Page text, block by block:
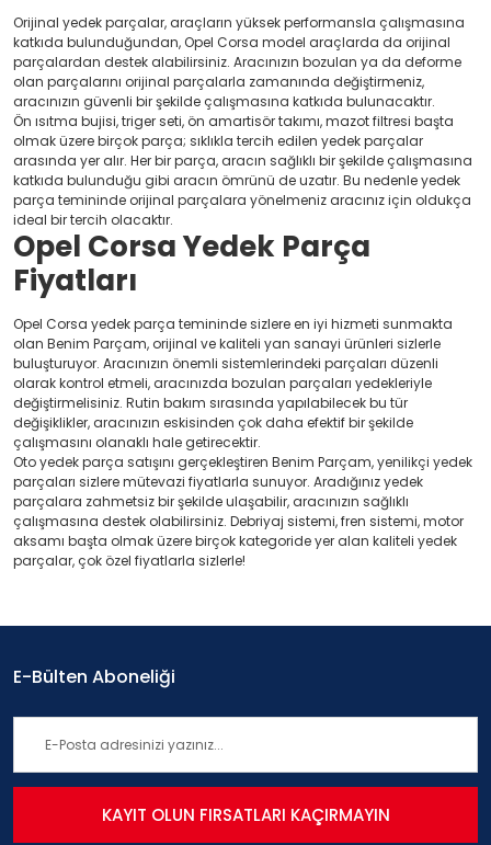
Orijinal yedek parçalar, araçların yüksek performansla çalışmasına
katkıda bulunduğundan, Opel Corsa model araçlarda da orijinal
parçalardan destek alabilirsiniz. Aracınızın bozulan ya da deforme
olan parçalarını orijinal parçalarla zamanında değiştirmeniz,
aracınızın güvenli bir şekilde çalışmasına katkıda bulunacaktır.
Ön ısıtma bujisi, triger seti, ön amartisör takımı, mazot filtresi başta
olmak üzere birçok parça; sıklıkla tercih edilen yedek parçalar
arasında yer alır. Her bir parça, aracın sağlıklı bir şekilde çalışmasına
katkıda bulunduğu gibi aracın ömrünü de uzatır. Bu nedenle yedek
parça temininde orijinal parçalara yönelmeniz aracınız için oldukça
ideal bir tercih olacaktır.
Opel Corsa Yedek Parça
Fiyatları
Opel Corsa yedek parça temininde sizlere en iyi hizmeti sunmakta
olan Benim Parçam, orijinal ve kaliteli yan sanayi ürünleri sizlerle
buluşturuyor. Aracınızın önemli sistemlerindeki parçaları düzenli
olarak kontrol etmeli, aracınızda bozulan parçaları yedekleriyle
değiştirmelisiniz. Rutin bakım sırasında yapılabilecek bu tür
değişiklikler, aracınızın eskisinden çok daha efektif bir şekilde
çalışmasını olanaklı hale getirecektir.
Oto yedek parça satışını gerçekleştiren Benim Parçam, yenilikçi yedek
parçaları sizlere mütevazi fiyatlarla sunuyor. Aradığınız yedek
parçalara zahmetsiz bir şekilde ulaşabilir, aracınızın sağlıklı
çalışmasına destek olabilirsiniz. Debriyaj sistemi, fren sistemi, motor
aksamı başta olmak üzere birçok kategoride yer alan kaliteli yedek
parçalar, çok özel fiyatlarla sizlerle!
E-Bülten Aboneliği
KAYIT OLUN FIRSATLARI KAÇIRMAYIN